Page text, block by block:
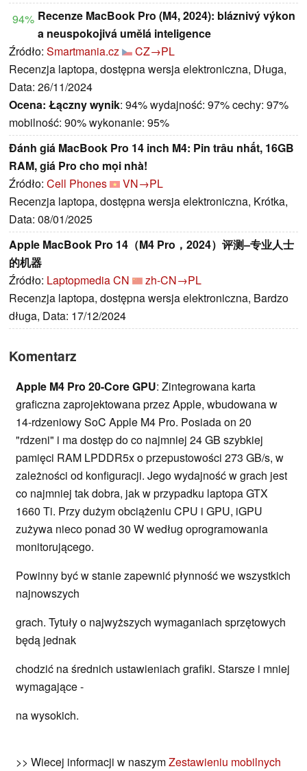
94% Recenze MacBook Pro (M4, 2024): bláznivý výkon
a neuspokojivá umělá inteligence
Źródło: Smartmania.cz
CZ→PL
Recenzja laptopa, dostępna wersja elektroniczna, Długa,
Data: 26/11/2024
Ocena: Łączny wynik: 94% wydajność: 97% cechy: 97%
mobilność: 90% wykonanie: 95%
Đánh giá MacBook Pro 14 inch M4: Pin trâu nhất, 16GB
RAM, giá Pro cho mọi nhà!
Źródło: Cell Phones
VN→PL
Recenzja laptopa, dostępna wersja elektroniczna, Krótka,
Data: 08/01/2025
Apple MacBook Pro 14（M4 Pro，2024）评测–专业人士
的机器
Źródło: Laptopmedia CN
zh-CN→PL
Recenzja laptopa, dostępna wersja elektroniczna, Bardzo
długa, Data: 17/12/2024
Komentarz
Apple M4 Pro 20-Core GPU: Zintegrowana karta
graficzna zaprojektowana przez Apple, wbudowana w
14-rdzeniowy SoC Apple M4 Pro. Posiada on 20
"rdzeni" i ma dostęp do co najmniej 24 GB szybkiej
pamięci RAM LPDDR5x o przepustowości 273 GB/s, w
zależności od konfiguracji. Jego wydajność w grach jest
co najmniej tak dobra, jak w przypadku laptopa GTX
1660 Ti. Przy dużym obciążeniu CPU i GPU, iGPU
zużywa nieco ponad 30 W według oprogramowania
monitorującego.
Powinny być w stanie zapewnić płynność we wszystkich
najnowszych
grach. Tytuły o najwyższych wymaganiach sprzętowych
będą jednak
chodzić na średnich ustawieniach grafiki. Starsze i mniej
wymagające -
na wysokich.
>> Wiecej informacji w naszymZestawieniu mobilnych